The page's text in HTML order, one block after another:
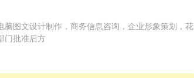
图文设计制作，商务信息咨询，企业形象策划，花
门批准后方